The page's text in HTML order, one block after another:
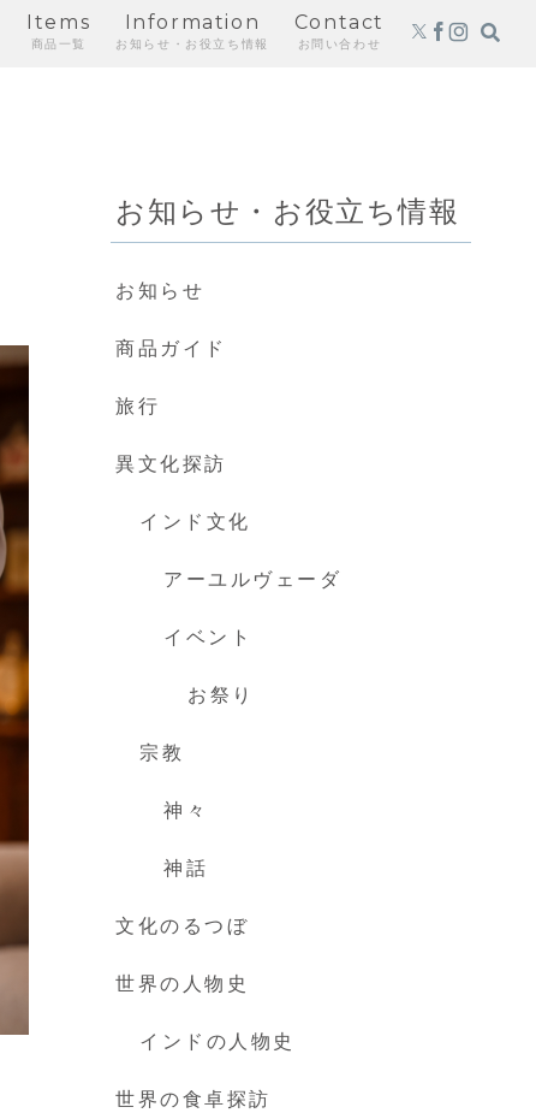
Items
商品一覧
Information
お知らせ・お役立ち情報
Contact
お問い合わせ
お知らせ・お役立ち情報
お知らせ
商品ガイド
旅行
異文化探訪
インド文化
アーユルヴェーダ
イベント
お祭り
宗教
神々
神話
文化のるつぼ
世界の人物史
インドの人物史
世界の食卓探訪